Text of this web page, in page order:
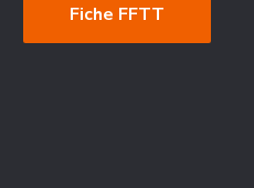
Fiche FFTT